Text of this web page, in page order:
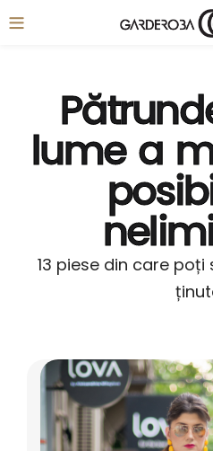
lume a
13 piese din care